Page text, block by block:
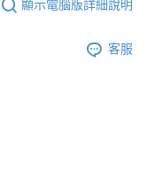
顯示電腦版詳細說明
客服